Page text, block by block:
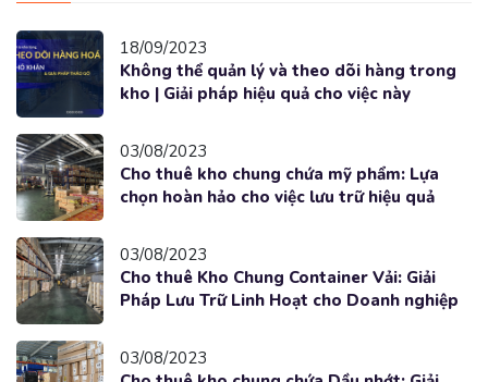
18/09/2023
Không thể quản lý và theo dõi hàng trong
kho | Giải pháp hiệu quả cho việc này
03/08/2023
Cho thuê kho chung chứa mỹ phẩm: Lựa
chọn hoàn hảo cho việc lưu trữ hiệu quả
03/08/2023
Cho thuê Kho Chung Container Vải: Giải
Pháp Lưu Trữ Linh Hoạt cho Doanh nghiệp
03/08/2023